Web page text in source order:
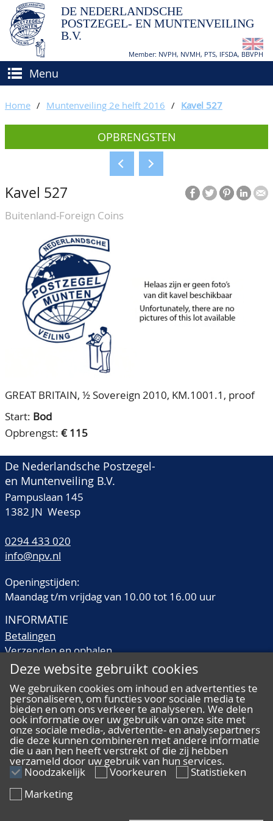
DE NEDERLANDSCHE
POSTZEGEL- EN MUNTENVEILING
B.V.
Member: NVPH, NVMH, PTS, IFSDA, BBVPH
Menu
(VER)KOPEN
Hoe verkopen?
Voorwaarden
BIEDEN
CATALOGI/OPBRENGSTEN
KEURINGSDIENST
AGENDA
OVER ONS
Ons Team
80 jarig bestaan
CONTACT
ACCOUNT
Home / Muntenveiling 2e helft 2016 / Kavel 527
OPBRENGSTEN
Kavel 527
Buitenland-Foreign Coins
GREAT BRITAIN, ½ Sovereign 2010, KM.1001.1, proof
Start: Bod
Opbrengst: € 115
De Nederlandsche Postzegel-
en Muntenveiling B.V.
Pampuslaan 145
1382 JN Weesp
0294 433 020
info@npv.nl
Openingstijden:
Maandag t/m vrijdag van 10.00 tot 16.00 uur
INFORMATIE
Betalingen
Verzenden en ophalen
Veilingtermen
Kwaliteitsomschrijvingen
Veelgestelde vragen
ALGEMEEN
Algemene voorwaarden
Deze website gebruikt cookies
We gebruiken cookies om inhoud en advertenties te
personaliseren, om functies voor sociale media te
bieden en om ons verkeer te analyseren. We delen
ook informatie over uw gebruik van onze site met
onze sociale media-, advertentie- en analysepartners
die deze kunnen combineren met andere informatie
die u aan hen heeft verstrekt of die zij hebben
verzameld door uw gebruik van hun services.
Noodzakelijk Voorkeuren
Statistieken
Marketing